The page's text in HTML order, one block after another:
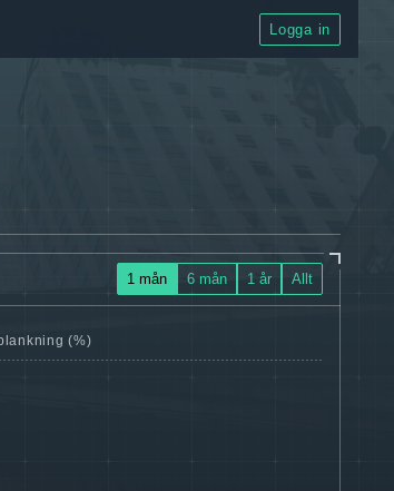
Logga in
1 mån 6 mån 1 år Allt